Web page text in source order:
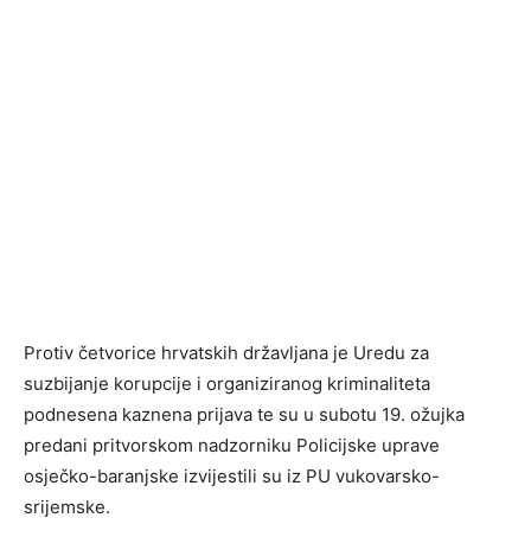
Protiv četvorice hrvatskih državljana je Uredu za
suzbijanje korupcije i organiziranog kriminaliteta
podnesena kaznena prijava te su u subotu 19. ožujka
predani pritvorskom nadzorniku Policijske uprave
osječko-baranjske izvijestili su iz PU vukovarsko-
srijemske.